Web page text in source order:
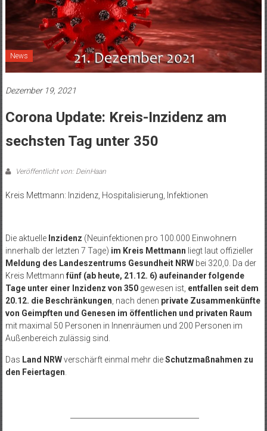
News
Dezember 19, 2021
Corona Update: Kreis-Inzidenz am
sechsten Tag unter 350
Veröffentlicht von: DeinHaan
Kreis Mettmann: Inzidenz, Hospitalisierung, Infektionen
Die aktuelle Inzidenz (Neuinfektionen pro 100.000 Einwohnern
innerhalb der letzten 7 Tage) im Kreis Mettmann liegt laut offizieller
Meldung des Landeszentrums Gesundheit NRWbei 320,0. Da der
Kreis Mettmann fünf (ab heute, 21.12. 6) aufeinander folgende
Tage unter einer Inzidenz von 350gewesen ist, entfallen seit dem
20.12. die Beschränkungen , nach denen private Zusammenkünfte
von Geimpften und Genesen im öffentlichen und privaten Raum
mit maximal 50 Personen in Innenräumen und 200 Personen im
Außenbereich zulässig sind.
Das Land NRWverschärft einmal mehr dieSchutzmaßnahmen zu
den Feiertagen